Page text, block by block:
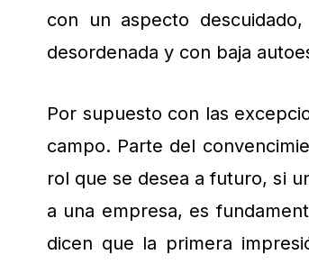
con un aspecto
desordenada y con baja
Por supuesto con las
campo. Parte del
rol que se desea a futuro, si
a una empresa, es
dicen que la primera